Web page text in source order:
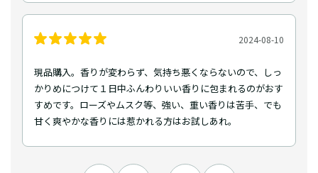
2024-08-10
現品購入。香りが変わらず、気持ち悪くならないので、しっ
かりめにつけて１日中ふんわりいい香りに包まれるのがおす
すめです。ローズやムスク等、強い、重い香りは苦手、でも
甘く爽やかな香りには惹かれる方はお試しあれ。